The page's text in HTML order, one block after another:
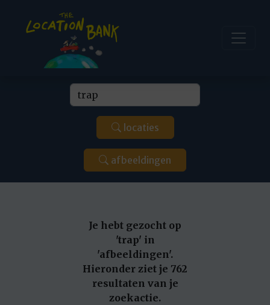
locaties
afbeeldingen
Je hebt gezocht op
'trap' in
'afbeeldingen'.
Hieronder ziet je 762
resultaten van je
zoekactie.